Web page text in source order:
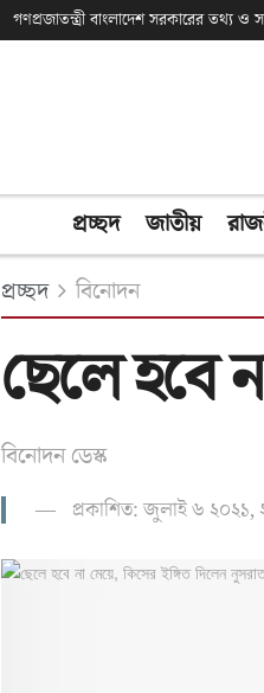
গণপ্রজাতন্ত্রী বাংলাদেশ সরকারের তথ্য ও
প্রচ্ছদ জাতীয়
প্রচ্ছদ বিনোদন
ছেলে হবে
বিনোদন ডেস্ক
প্রকাশিত: জুলাই ৬ ২০২১,